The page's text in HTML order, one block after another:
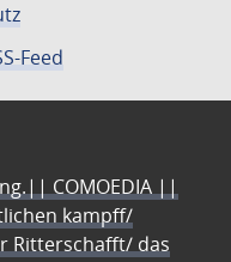
Feed
COMOEDIA ||
kampff/
Ritterschafft/ das